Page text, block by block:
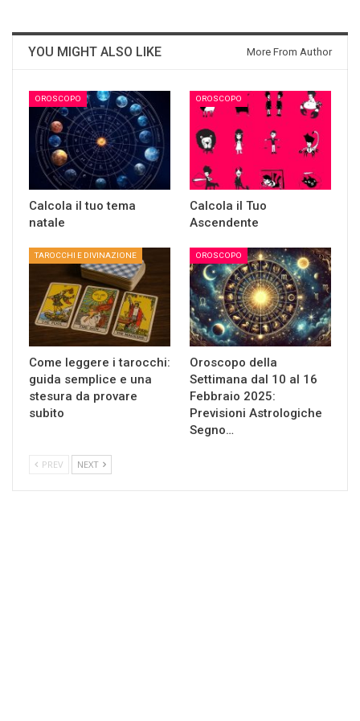
YOU MIGHT ALSO LIKE More From Author
OROSCOPO
Calcola il tuo tema
natale
OROSCOPO
Calcola il Tuo
Ascendente
TAROCCHI E DIVINAZIONE
Come leggere i tarocchi:
guida semplice e una
stesura da provare
subito
OROSCOPO
Oroscopo della
Settimana dal 10 al 16
Febbraio 2025:
Previsioni Astrologiche
Segno…
PREV NEXT